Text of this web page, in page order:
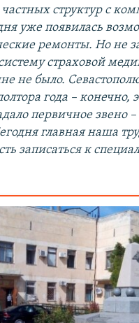
структур с
уже появилась
ремонты. Но не
страховой
не было.
года – конечно,
первичное звено –
главная наша
записаться к